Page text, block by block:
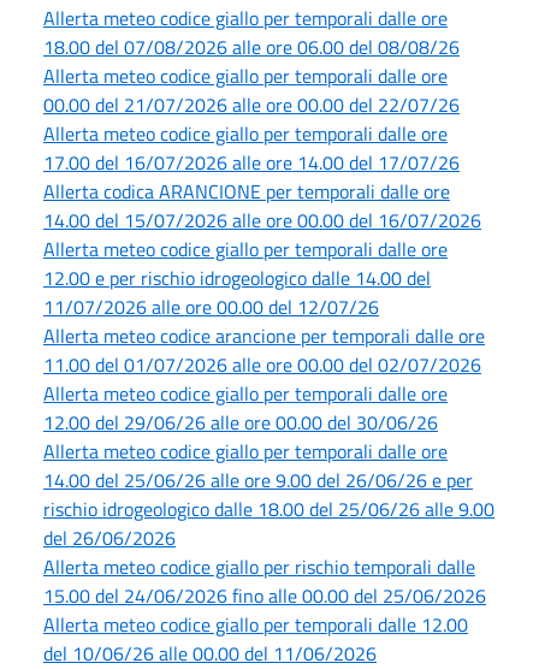
Allerta meteo codice giallo per temporali dalle ore
18.00 del 07/08/2026 alle ore 06.00 del 08/08/26
Allerta meteo codice giallo per temporali dalle ore
00.00 del 21/07/2026 alle ore 00.00 del 22/07/26
Allerta meteo codice giallo per temporali dalle ore
17.00 del 16/07/2026 alle ore 14.00 del 17/07/26
Allerta codica ARANCIONE per temporali dalle ore
14.00 del 15/07/2026 alle ore 00.00 del 16/07/2026
Allerta meteo codice giallo per temporali dalle ore
12.00 e per rischio idrogeologico dalle 14.00 del
11/07/2026 alle ore 00.00 del 12/07/26
Allerta meteo codice arancione per temporali dalle ore
11.00 del 01/07/2026 alle ore 00.00 del 02/07/2026
Allerta meteo codice giallo per temporali dalle ore
12.00 del 29/06/26 alle ore 00.00 del 30/06/26
Allerta meteo codice giallo per temporali dalle ore
14.00 del 25/06/26 alle ore 9.00 del 26/06/26 e per
rischio idrogeologico dalle 18.00 del 25/06/26 alle 9.00
del 26/06/2026
Allerta meteo codice giallo per rischio temporali dalle
15.00 del 24/06/2026 fino alle 00.00 del 25/06/2026
Allerta meteo codice giallo per temporali dalle 12.00
del 10/06/26 alle 00.00 del 11/06/2026